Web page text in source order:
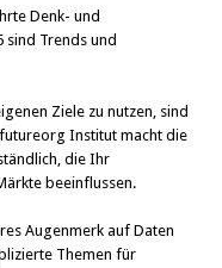
Denk- und
Trends und
Ziele zu nutzen, sind
Institut macht die
die Ihr
beeinflussen.
Augenmerk auf Daten
Themen für